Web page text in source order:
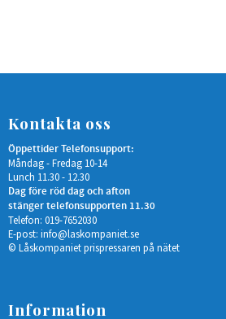
Kontakta oss
Öppettider Telefonsupport:
Måndag - Fredag 10-14
Lunch 11.30 - 12.30
Dag före röd dag och afton
stänger telefonsupporten 11.30
Telefon: 019-7652030
E-post: info@laskompaniet.se
© Låskompaniet prispressaren på nätet
Information